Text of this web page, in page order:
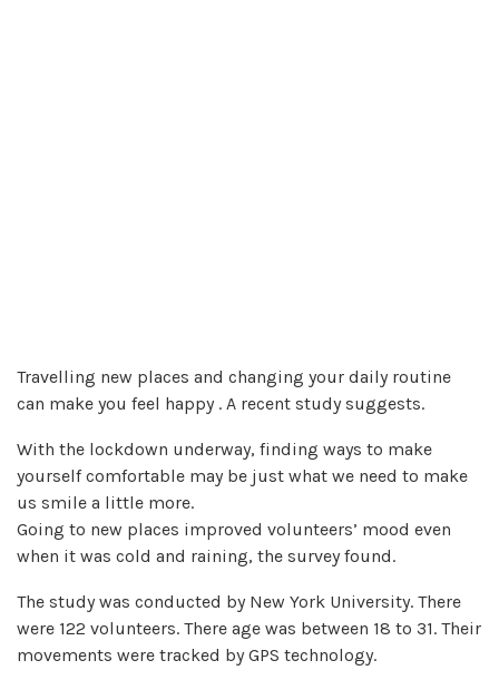
Travelling new places and changing your daily routine
can make you feel happy . A recent study suggests.
With the lockdown underway, finding ways to make
yourself comfortable may be just what we need to make
us smile a little more.
Going to new places improved volunteers’ mood even
when it was cold and raining, the survey found.
The study was conducted by New York University. There
were 122 volunteers. There age was between 18 to 31. Their
movements were tracked by GPS technology.